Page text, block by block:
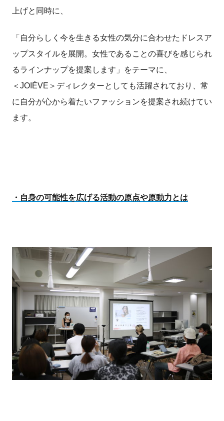
上げと同時に、
「自分らしく今を生きる女性の気分に合わせたドレスア
ップスタイルを展開。女性であることの喜びを感じられ
るラインナップを提案します」をテーマに、
＜JOIÉVE＞ディレクターとしても活躍されており、常
に自分が心から着たい­ファッションを提案され続けてい
ます。
・自身の可能性を広げる活動の原点や原動力とは